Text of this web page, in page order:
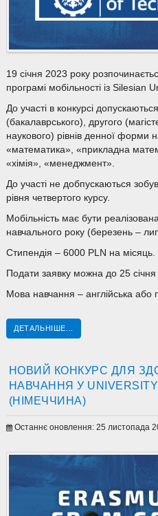
19 січня 2023 року
програмі мобільності із Silesian
До участі в конкурсі
(бакалаврського), другого
наукового) рівнів денної форми
«математика», «прикладна
«хімія», «менеджмент».
До участі не добпускаються
рівня четвертого курсу.
Мобільність має бути
навчального року (березень –
Стипендія – 6000 PLN на місяць.
Подати заявку можна до 25
Мова навчання – англійська або
ДЕТАЛЬНІШЕ...
НОВИЙ КОНКУРС ДЛЯ
НАВЧАННЯ У UNIVERSITY
(НІМЕЧЧИНА)
Останнє оновлення: 25 листопада